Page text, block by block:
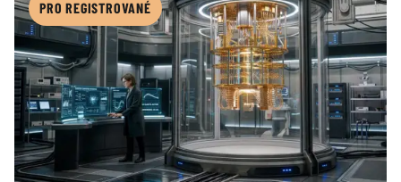
pracovní sílu, vybudovanou infrastrukturu a obrovské
výrobní kapacity. Pro spotřebitele to znamenalo
levnější zboží a pro akcionáře vyšší zisky.
PRO REGISTROVANÉ